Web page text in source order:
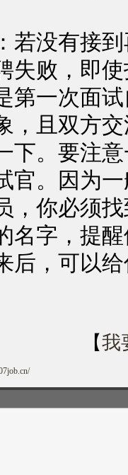
没有接到
失败，即
第一次面
，且双方
下。要注
官。因为
，你必须
名字，提
后，可以
【我